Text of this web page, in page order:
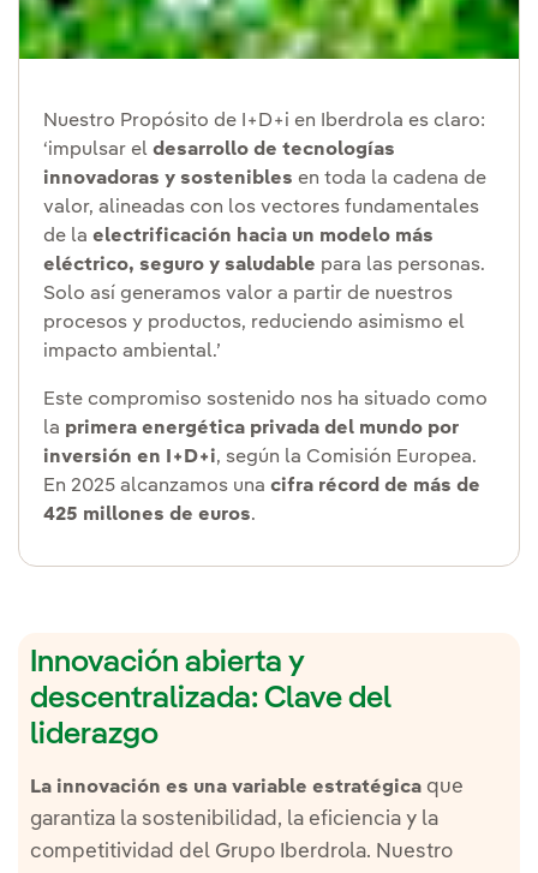
Nuestro Propósito de I+D+i en Iberdrola es claro:
‘impulsar el desarrollo de tecnologías
innovadoras y sostenibles en toda la cadena de
valor, alineadas con los vectores fundamentales
de la electrificación hacia un modelo más
eléctrico, seguro y saludable para las personas.
Solo así generamos valor a partir de nuestros
procesos y productos, reduciendo asimismo el
impacto ambiental.’
Este compromiso sostenido nos ha situado como
la primera energética privada del mundo por
inversión en I+D+i, según la Comisión Europea.
En 2025 alcanzamos una cifra récord de más de
425 millones de euros.
Innovación abierta y
descentralizada: Clave del
liderazgo
La innovación es una variable estratégica que
garantiza la sostenibilidad, la eficiencia y la
competitividad del Grupo Iberdrola. Nuestro